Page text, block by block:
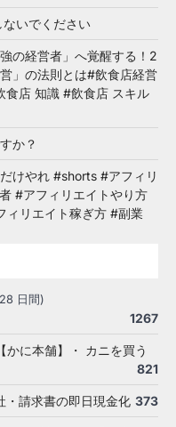
いでください
の経営者」へ覚醒する！2
」の法則とは#飲食店経営
店 知識 #飲食店 スキル
か？
けやれ #shorts #アフィリ
#アフィリエイトやり方
ィリエイト稼ぎ方 #副業
日間)
1267
かに本舗】・ カニを買う
821
・請求書の即日現金化 373